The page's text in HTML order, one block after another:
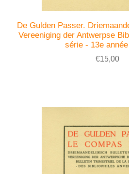
De Gulden Passer.
Vereeniging der Antwerpse
série - 13e
€15,00